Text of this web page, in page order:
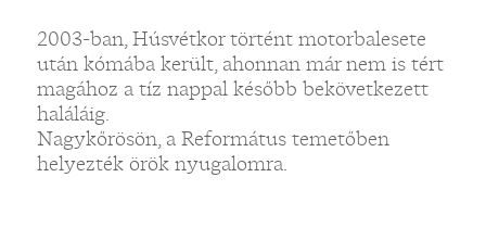
2003-ban, Húsvétkor történt motorbalesete
után kómába került, ahonnan már nem is tért
magához a tíz nappal később bekövetkezett
haláláig.
Nagykőrösön, a Református temetőben
helyezték örök nyugalomra.